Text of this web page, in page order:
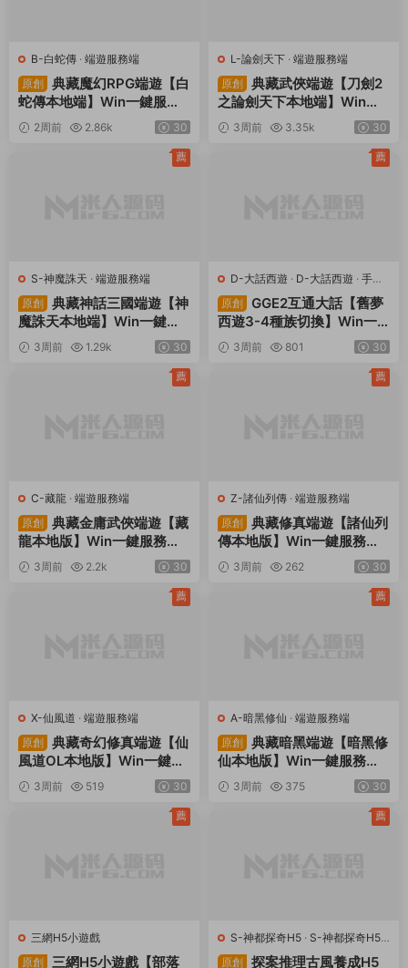
B-白蛇傳 · 端遊服務端
原創
典藏魔幻RPG端遊【白
蛇傳本地端】Win一鍵服務
端+PC客戶端+GM工具+視
頻架設教程
2周前 2.86k 30
L-論劍天下 · 端遊服務端
原創
典藏武俠端遊【刀劍2
之論劍天下本地端】Win一
鍵服務端+PC客戶端+GM工
具+視頻架設教程
3周前 3.35k 30
S-神魔誅天 · 端遊服務端
原創
典藏神話三國端遊【神
魔誅天本地端】Win一鍵服
務端+PC客戶端+貨币修改
教程+視頻架設教程
3周前 1.29k 30
薦
D-大話西遊 · D-大話西遊 · 手遊
服務端 · 端遊服務端
原創
GGE2互通大話【舊夢
西遊3-4種族切換】Win一
鍵服務端+安卓PC互通客戶
端+内置GM工具+全套源碼
3周前 801 30
薦
C-藏龍 · 端遊服務端
原創
典藏金庸武俠端遊【藏
龍本地版】Win一鍵服務端+
PC客戶端+GM工具+視頻架
設教程
3周前 2.2k 30
薦
Z-諸仙列傳 · 端遊服務端
原創
典藏修真端遊【諸仙列
傳本地版】Win一鍵服務端+
PC客戶端+GM工具+視頻架
設教程
3周前 262 30
薦
X-仙風道 · 端遊服務端
原創
典藏奇幻修真端遊【仙
風道OL本地版】Win一鍵服
務端+PC客戶端+GM工具
+視頻架設教程
3周前 519 30
薦
A-暗黑修仙 · 端遊服務端
原創
典藏暗黑端遊【暗黑修
仙本地版】Win一鍵服務端+
PC客戶端+視頻架設教程
3周前 375 30
薦
三網H5小遊戲
原創
三網H5小遊戲【部落
薦
S-神都探奇H5 · S-神都探奇H5·
手遊服務端·頁遊服務端
原創 探案推理古風養成H5
薦